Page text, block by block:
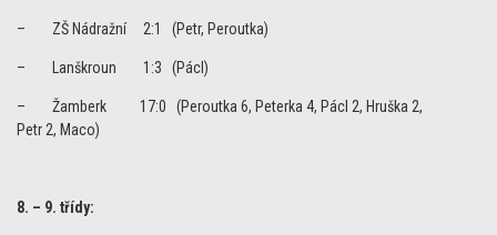
– ZŠ Nádražní 2:1 (Petr, Peroutka)
– Lanškroun 1:3 (Pácl)
– Žamberk 17:0 (Peroutka 6, Peterka 4, Pácl 2, Hruška 2,
Petr 2, Maco)
8. – 9. třídy: